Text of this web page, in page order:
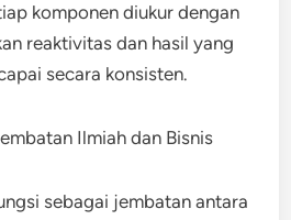
komponen diukur dengan
reaktivitas dan hasil yang
secara konsisten.
Ilmiah dan Bisnis
sebagai jembatan antara